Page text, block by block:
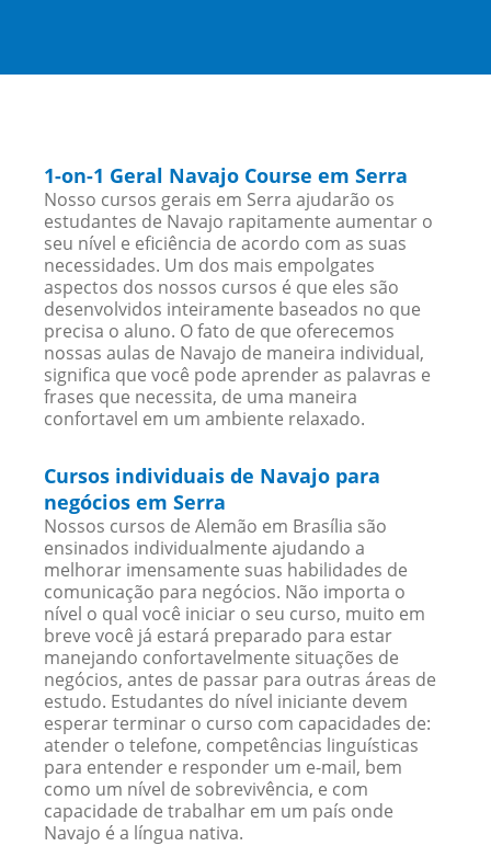
1-on-1 Geral Navajo Course em Serra
Nosso cursos gerais em Serra ajudarão os
estudantes de Navajo rapitamente aumentar o
seu nível e eficiência de acordo com as suas
necessidades. Um dos mais empolgates
aspectos dos nossos cursos é que eles são
desenvolvidos inteiramente baseados no que
precisa o aluno. O fato de que oferecemos
nossas aulas de Navajo de maneira individual,
significa que você pode aprender as palavras e
frases que necessita, de uma maneira
confortavel em um ambiente relaxado.
Cursos individuais de Navajo para
negócios em Serra
Nossos cursos de Alemão em Brasília são
ensinados individualmente ajudando a
melhorar imensamente suas habilidades de
comunicação para negócios. Não importa o
nível o qual você iniciar o seu curso, muito em
breve você já estará preparado para estar
manejando confortavelmente situações de
negócios, antes de passar para outras áreas de
estudo. Estudantes do nível iniciante devem
esperar terminar o curso com capacidades de:
atender o telefone, competências linguísticas
para entender e responder um e-mail, bem
como um nível de sobrevivência, e com
capacidade de trabalhar em um país onde
Navajo é a língua nativa.